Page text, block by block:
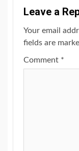
Leave a
Your email
fields are
Comment *